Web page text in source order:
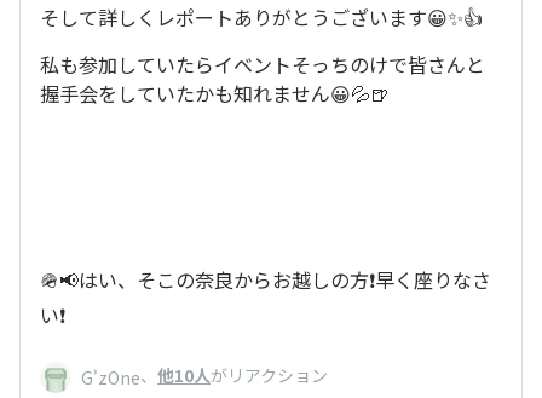
そして詳しくレポートありがとうございます😀✨👍
私も参加していたらイベントそっちのけで皆さんと
握手会をしていたかも知れません😀💦🍺
🪖📢はい、そこの奈良からお越しの方❗️早く座りなさ
い❗️
G'zOne、 他10人がリアクション